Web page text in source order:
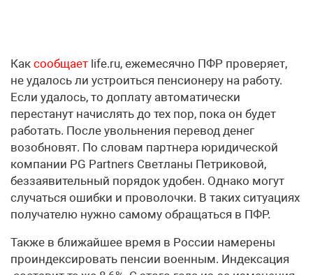
Как сообщает life.ru, ежемесячно ПФР проверяет,
не удалось ли устроиться пенсионеру на работу.
Если удалось, то доплату автоматически
перестанут начислять до тех пор, пока он будет
работать. После увольнения перевод денег
возобновят. По словам партнера юридической
компании PG Partners Светланы Петриковой,
беззаявительный порядок удобен. Однако могут
случаться ошибки и проволочки. В таких ситуациях
получателю нужно самому обращаться в ПФР.
Также в ближайшее время в России намерены
проиндексировать пенсии военным. Индексация